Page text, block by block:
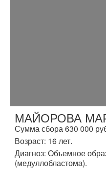
МАЙОРОВА
Сумма сбора 630 000
Возраст: 16 лет.
Диагноз: Объемное
(медуллобластома).